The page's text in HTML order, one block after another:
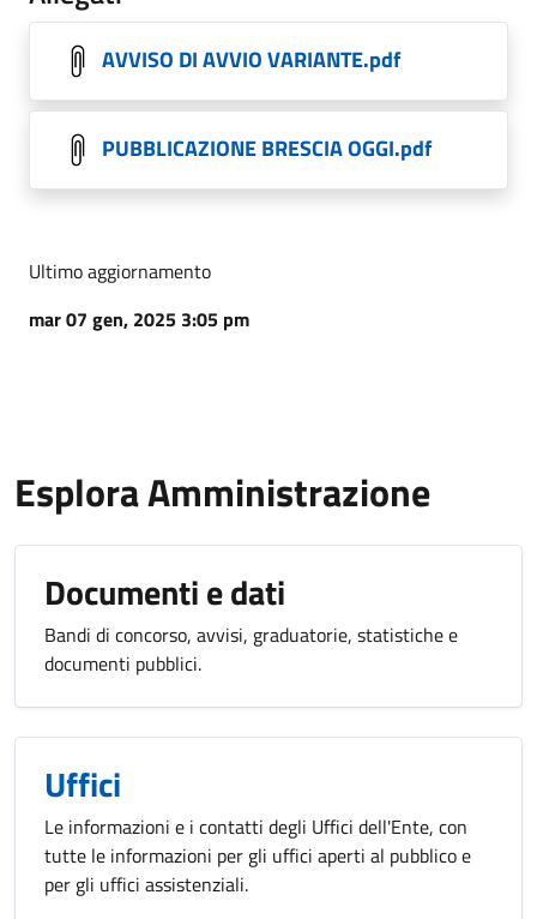
AVVISO DI AVVIO VARIANTE.pdf
PUBBLICAZIONE BRESCIA OGGI.pdf
Ultimo aggiornamento
mar 07 gen, 2025 3:05 pm
Esplora Amministrazione
Documenti e dati
Bandi di concorso, avvisi, graduatorie, statistiche e
documenti pubblici.
Uffici
Le informazioni e i contatti degli Uffici dell'Ente, con
tutte le informazioni per gli uffici aperti al pubblico e
per gli uffici assistenziali.